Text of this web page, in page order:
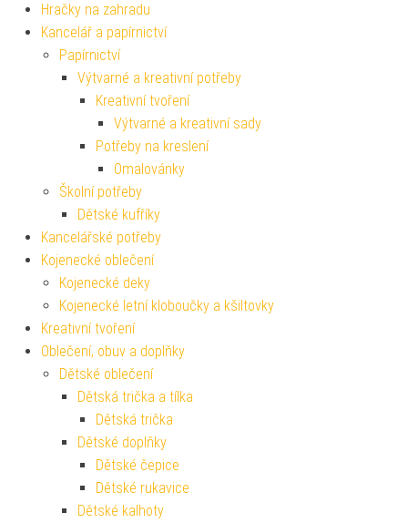
Hračky na zahradu
Kancelář a papírnictví
Papírnictví
Výtvarné a kreativní potřeby
Kreativní tvoření
Výtvarné a kreativní sady
Potřeby na kreslení
Omalovánky
Školní potřeby
Dětské kufříky
Kancelářské potřeby
Kojenecké oblečení
Kojenecké deky
Kojenecké letní kloboučky a kšiltovky
Kreativní tvoření
Oblečení, obuv a doplňky
Dětské oblečení
Dětská trička a tílka
Dětská trička
Dětské doplňky
Dětské čepice
Dětské rukavice
Dětské kalhoty